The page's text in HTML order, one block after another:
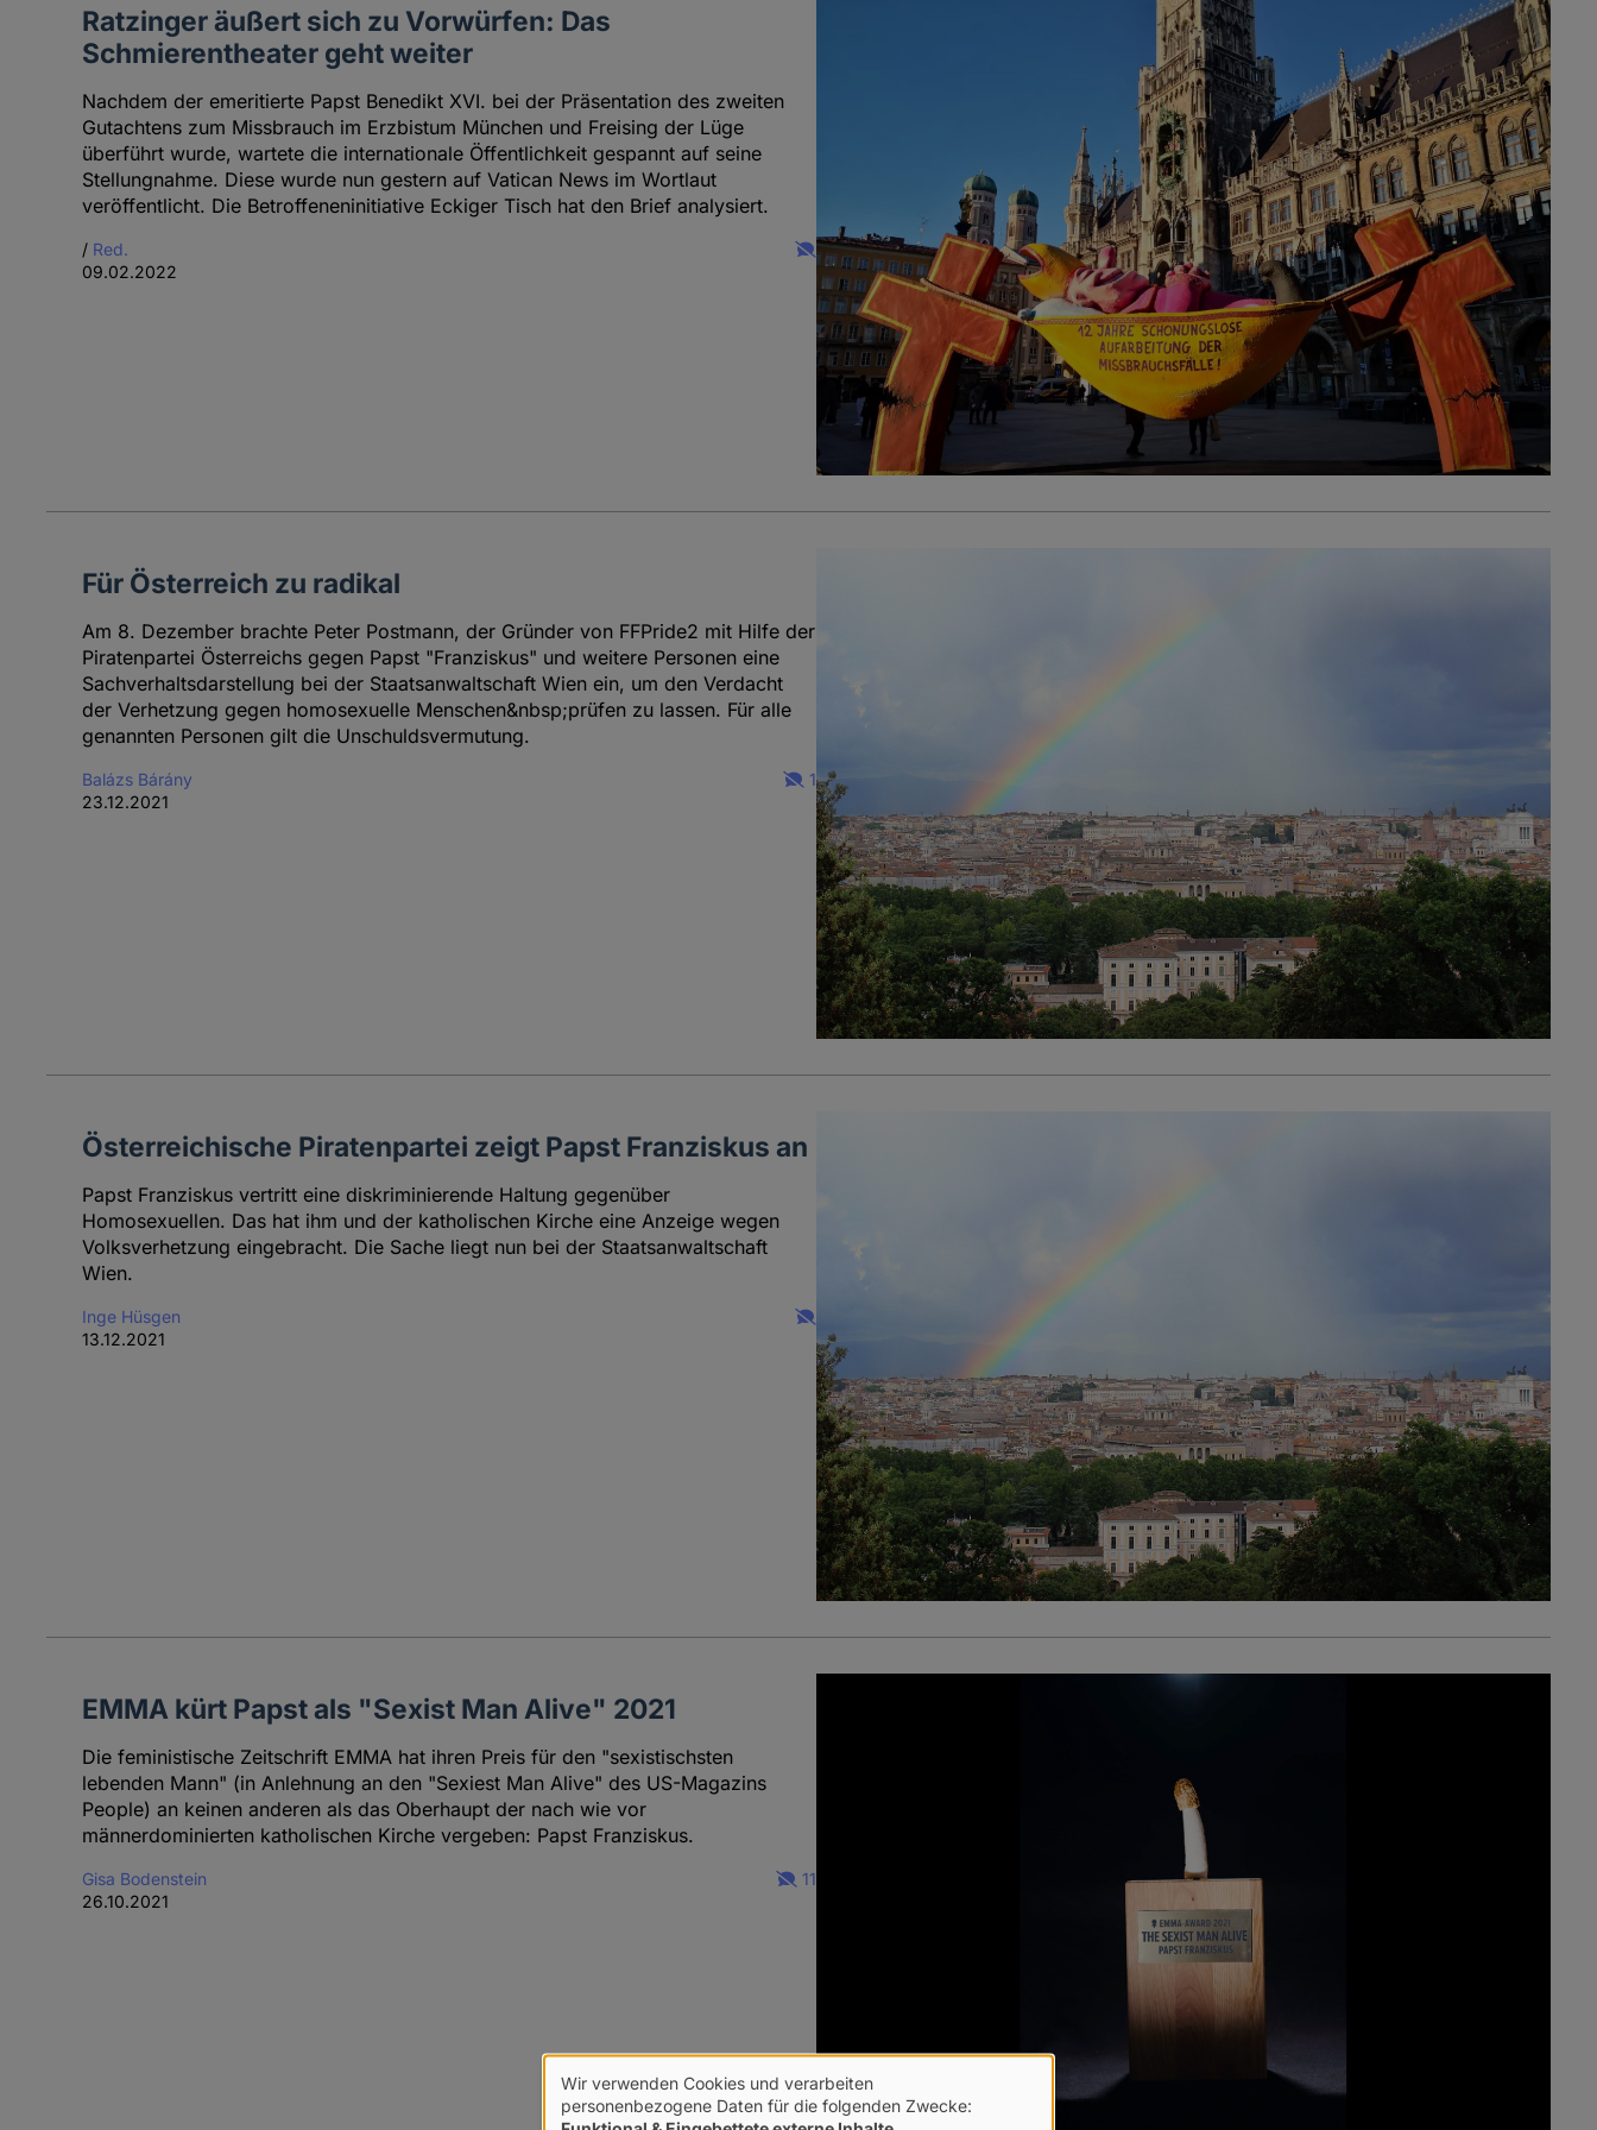
Ratzinger äußert sich zu Vorwürfen: Das
Schmierentheater geht weiter
Nachdem der emeritierte Papst Benedikt XVI. bei der Präsentation des zweiten
Gutachtens zum Missbrauch im Erzbistum München und Freising der Lüge
überführt wurde, wartete die internationale Öffentlichkeit gespannt auf seine
Stellungnahme. Diese wurde nun gestern auf Vatican News im Wortlaut
veröffentlicht. Die Betroffeneninitiative Eckiger Tisch hat den Brief analysiert.
/ Red.
09.02.2022
Für Österreich zu radikal
Am 8. Dezember brachte Peter Postmann, der Gründer von FFPride2 mit Hilfe der
Piratenpartei Österreichs gegen Papst "Franziskus" und weitere Personen eine
Sachverhaltsdarstellung bei der Staatsanwaltschaft Wien ein, um den Verdacht
der Verhetzung gegen homosexuelle Menschen&nbsp;prüfen zu lassen. Für alle
genannten Personen gilt die Unschuldsvermutung.
Balázs Bárány
23.12.2021
1
Österreichische Piratenpartei zeigt Papst Franziskus an
Papst Franziskus vertritt eine diskriminierende Haltung gegenüber
Homosexuellen. Das hat ihm und der katholischen Kirche eine Anzeige wegen
Volksverhetzung eingebracht. Die Sache liegt nun bei der Staatsanwaltschaft
Wien.
Inge Hüsgen
13.12.2021
EMMA kürt Papst als "Sexist Man Alive" 2021
Die feministische Zeitschrift EMMA hat ihren Preis für den "sexistischsten
lebenden Mann" (in Anlehnung an den "Sexiest Man Alive" des US-Magazins
People) an keinen anderen als das Oberhaupt der nach wie vor
männerdominierten katholischen Kirche vergeben: Papst Franziskus.
Gisa Bodenstein
26.10.2021
11
Verwendung
Wir verwenden Cookies und verarbeiten
personenbezogene Daten für die folgenden Zwecke: